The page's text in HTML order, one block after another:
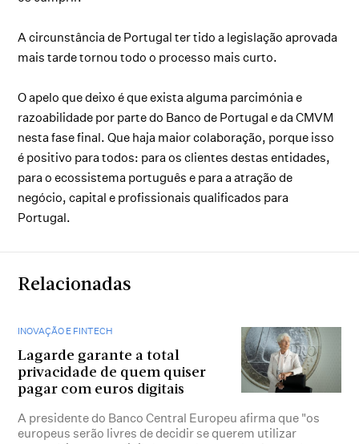
A circunstância de Portugal ter tido a legislação aprovada
mais tarde tornou todo o processo mais curto.
O apelo que deixo é que exista alguma parcimónia e
razoabilidade por parte do Banco de Portugal e da CMVM
nesta fase final. Que haja maior colaboração, porque isso
é positivo para todos: para os clientes destas entidades,
para o ecossistema português e para a atração de
negócio, capital e profissionais qualificados para
Portugal.
Relacionadas
INOVAÇÃO E FINTECH
Lagarde garante a total
privacidade de quem quiser
pagar com euros digitais
A presidente do Banco Central Europeu afirma que "os
europeus serão livres de decidir se querem utilizar